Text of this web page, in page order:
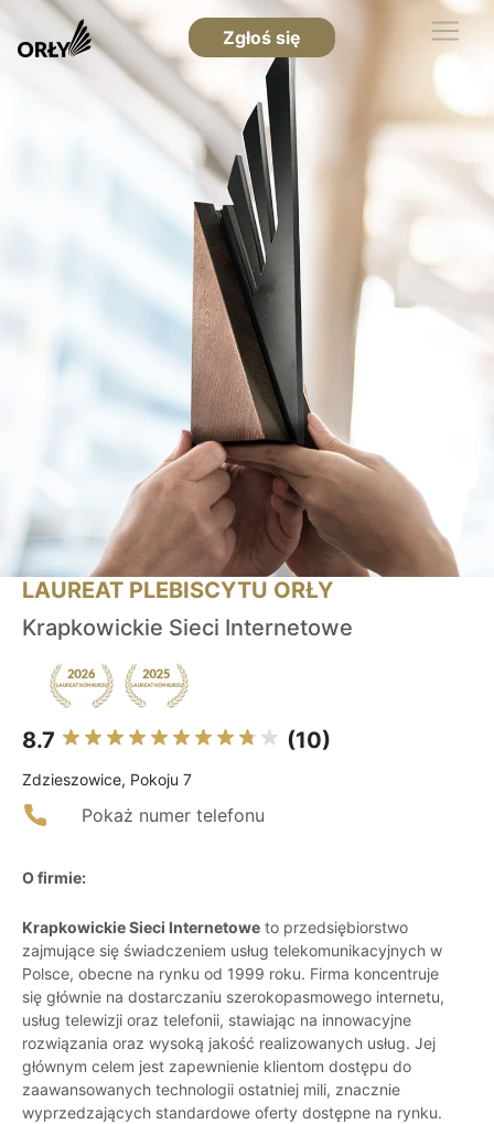
Zgłoś się
LAUREAT PLEBISCYTU ORŁY
Krapkowickie Sieci Internetowe
8.7 (10)
Zdzieszowice, Pokoju 7
Pokaż numer telefonu
O firmie:
Krapkowickie Sieci Internetowe to przedsiębiorstwo
zajmujące się świadczeniem usług telekomunikacyjnych w
Polsce, obecne na rynku od 1999 roku. Firma koncentruje
się głównie na dostarczaniu szerokopasmowego internetu,
usług telewizji oraz telefonii, stawiając na innowacyjne
rozwiązania oraz wysoką jakość realizowanych usług. Jej
głównym celem jest zapewnienie klientom dostępu do
zaawansowanych technologii ostatniej mili, znacznie
wyprzedzających standardowe oferty dostępne na rynku.